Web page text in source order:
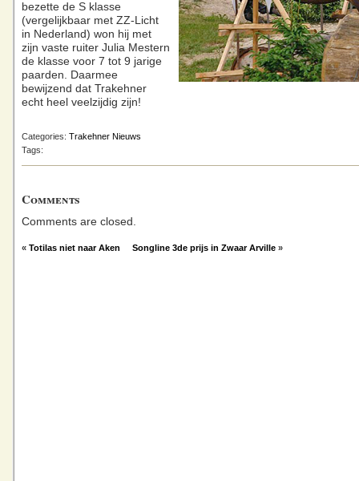
bezette de S klasse
(vergelijkbaar met ZZ-Licht
in Nederland) won hij met
zijn vaste ruiter Julia Mestern
de klasse voor 7 tot 9 jarige
paarden. Daarmee
bewijzend dat Trakehner
echt heel veelzijdig zijn!
Categories: Trakehner Nieuws
Tags:
Comments
Comments are closed.
« Totilas niet naar Aken Songline 3de prijs in Zwaar Arville »